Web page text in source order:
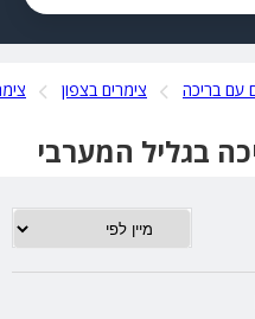
עם בריכה צימרים בצפון
בגליל המערבי